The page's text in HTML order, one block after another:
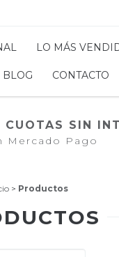
LO MÁS
BLOG CONTACTO
SIN
Mercado Pago
> Productos